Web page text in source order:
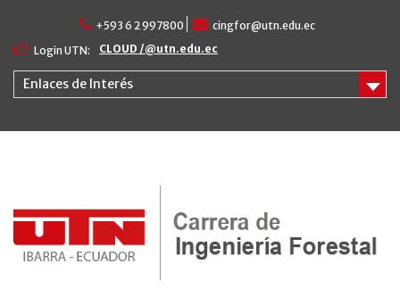
content
+593 6 2 997800
cingfor@utn.edu.ec
Login UTN:
CLOUD /@utn.edu.ec
Enlaces de Interés